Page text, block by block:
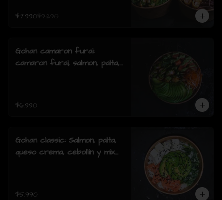
$7.990$9.290
Gohan camaron furai:
camaron furai, salmon, palta,
$6.990
Gohan classic: Salmon, palta,
queso crema, cebollin y mix
$5.990